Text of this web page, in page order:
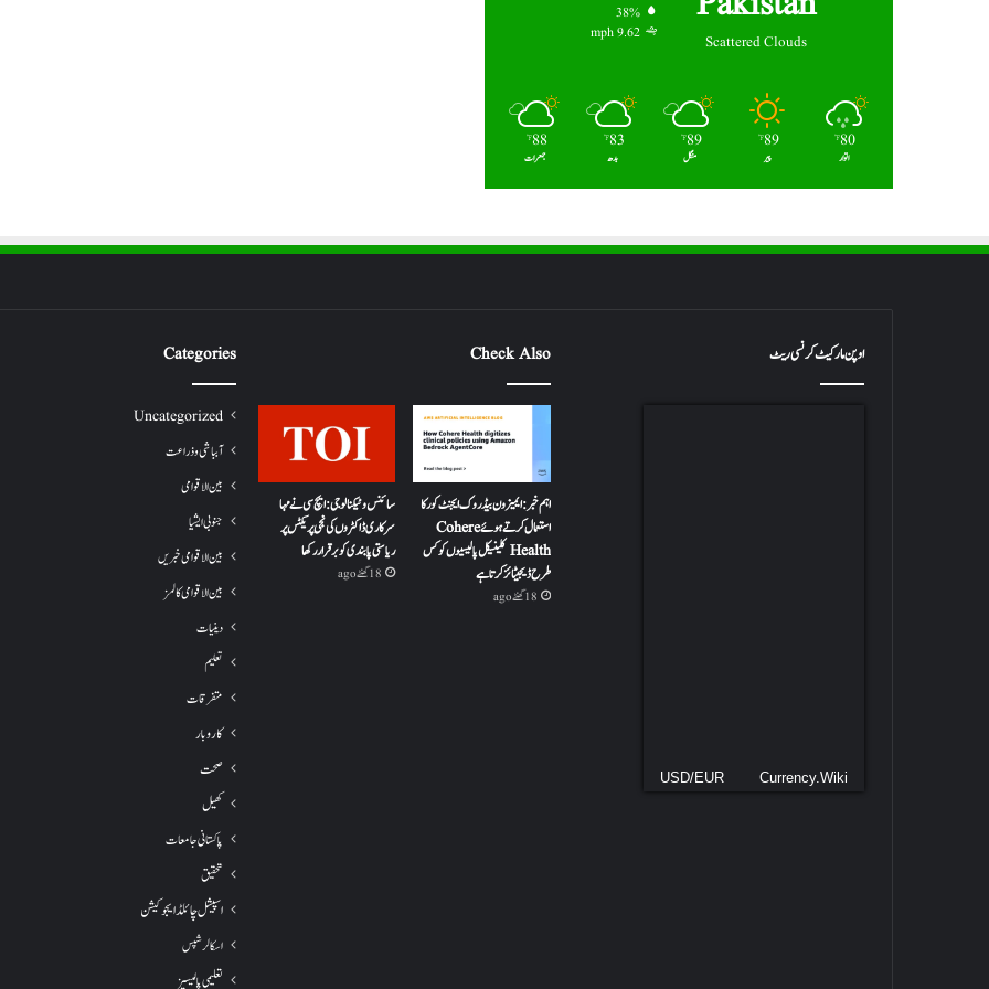
Scattered Clouds
38%
9.62 mph
80
℉
اتوار
89
℉
پیر
89
℉
منگل
83
℉
بدھ
88
℉
جمعرات
اوپن مارکیٹ کرنسی ریٹ
USD/EUR Currency.Wiki
Check Also
اہم خبر: ایمیزون بیڈروک ایجنٹ کور کا
استعمال کرتے ہوئے Cohere
Health کلینیکل پالیسیوں کو کس
طرح ڈیجیٹائز کرتا ہے
18 گھنٹے ago
سائنس و ٹیکنالوجی: ایچ سی نے مہا
سرکاری ڈاکٹروں کی نجی پریکٹس پر
ریاستی پابندی کو برقرار رکھا
18 گھنٹے ago
Categories
Uncategorized
آبباشی وذراعت
بین الاقوامی
جنوبی ایشیا
بین الاقوامی خبریں
بین الاقوامی کالمز
دینیات
تعلیم
متفرقات
کاروبار
صحت
کھیل
پاکستانی جامعات
تحقیق
اسپیشل چائلڈ ایجوکیشن
اسکالرشپس
تعلیمی پالیسیز